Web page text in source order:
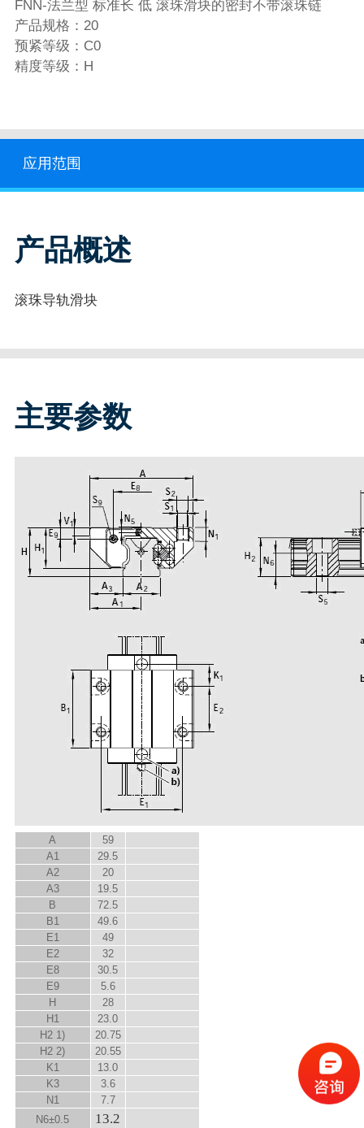
FNN-法兰型 标准长 低 滚珠滑块的密封不带滚珠链
产品规格：20
预紧等级：C0
精度等级：H
应用范围
产品概述
滚珠导轨滑块
主要参数
A
59
A1
29.5
A2
20
A3
19.5
B
72.5
B1
49.6
E1
49
E2
32
E8
30.5
E9
5.6
H
28
H1
23.0
H2 1)
20.75
H2 2)
20.55
K1
13.0
K3
3.6
N1
7.7
N6±0.5 13.2